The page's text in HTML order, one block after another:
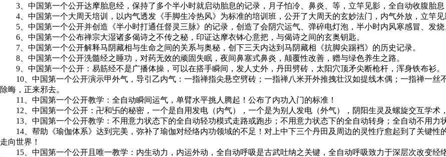
3、中国第一个公开达摩胎息经，保持了多个半小时就启动胎息的记录，月子怕冷、鼻炎、等，立竿见影，全自动收腹胎息
4、中国第一个大周天培训，以内气透发《手脚生冷热风》为标准的培训班，公开了大周天的玄妙法门，内气外放，立竿见
5、中国第一个公开并创造《半小时打通任督灵三脉》的记录，创造了会阴穴运气、弹碎电灯泡，半小时内风寒感冒、发烧
6、中国第一个公布禅宗大湿诸多偈诗之不传之秘，印证达摩衣钵心意把，与偈诗之间的玄奥钥匙。
7、中国第一个公开解释马阴藏相与生命之间的关系与奥秘，创下三天内达到马阴藏相《抗脚尖踢裆》的历史记录。
8、中国第一个公开洗髓经之睡功，对药无效的顽固失眠，夜间鼻塞式鼻炎，颠覆性改善，赠与绿色养生之路。
9、中国第一个公开：易筋经不是广播体操，可以在搭手瞬间，发人丈外，丹田劈砖，太阳穴顶矛尖断枪杆，浑身铁布衫。
10、中国第一个公开演示甲外气，导引乙内气：一指禅指尖悬空劈砖；一指禅八米开外推拽壮汉如提线木偶；一指禅一丝
除晦，正来邪去。
11、中国第一个公开教学：全自动瞬间运气，单臂水平挑人腾起！公布了内功入门的标准！
12、中国第一个公开：卍和卐的秘密，一个是自用发电（内气），一个是为别人发电（外气），阴阳生灵及螺旋交互学术
13、中国第一个公开教学：不用意力状态下的全自动轻功模式走路或跑步；不用意力状态下的全自动转身；全自动不用力
14、帮助《瑜伽体系》达到完美，弥补了瑜伽对经络内功领域的不足！对上中下三个丹田及周边的灵性疗愈起到了关键性
走向世界！
15、中国第一个公开且唯一教学：内生动力，内运外动，全自动呼吸是古武吐纳之关键，全自动呼吸致力于深层次改变经